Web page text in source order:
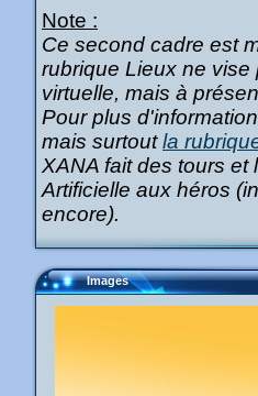
Note :
Ce second cadre est
rubrique Lieux ne vise
virtuelle, mais à
Pour plus
mais surtoutla
XANA fait des tours
Artificielle aux héros
encore).
Images